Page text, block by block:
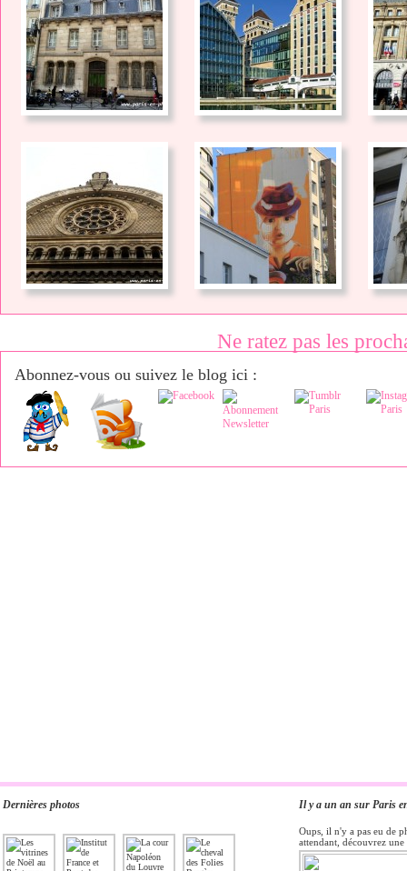
Ne ratez pas les
Abonnez-vous ou suivez le blog ici :
Dernières photos Il y a un an sur Paris
Oups, il n'y a pas eu de
attendant, découvrez